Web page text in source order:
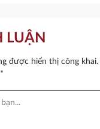
LUẬN
được hiển thị công khai.
*